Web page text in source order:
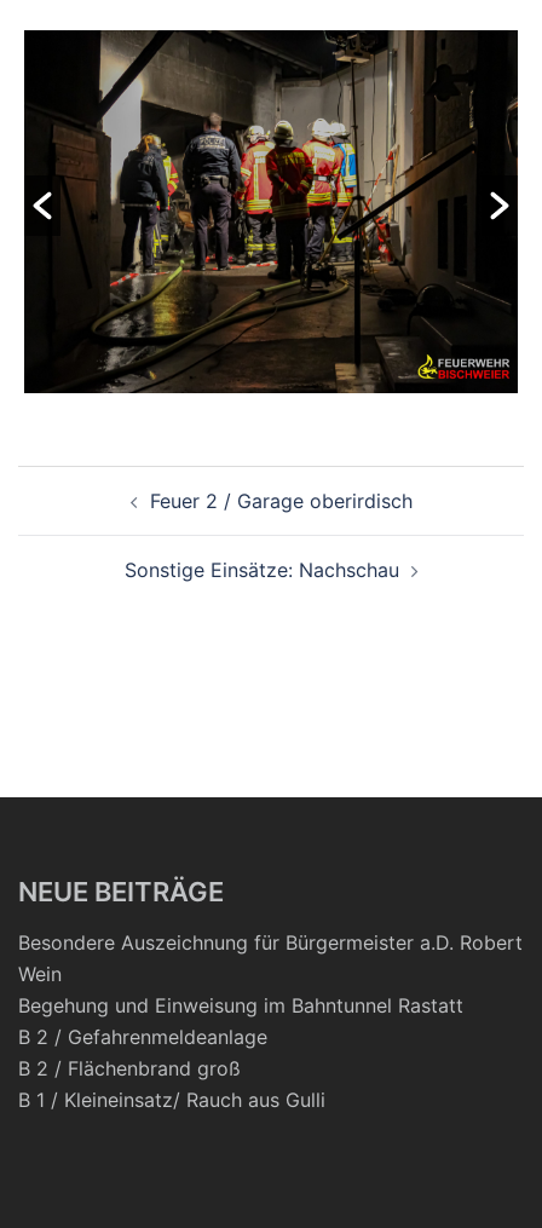
Feuer 2 / Garage oberirdisch
Sonstige Einsätze: Nachschau
NEUE BEITRÄGE
Besondere Auszeichnung für Bürgermeister a.D. Robert
Wein
Begehung und Einweisung im Bahntunnel Rastatt
B 2 / Gefahrenmeldeanlage
B 2 / Flächenbrand groß
B 1 / Kleineinsatz/ Rauch aus Gulli